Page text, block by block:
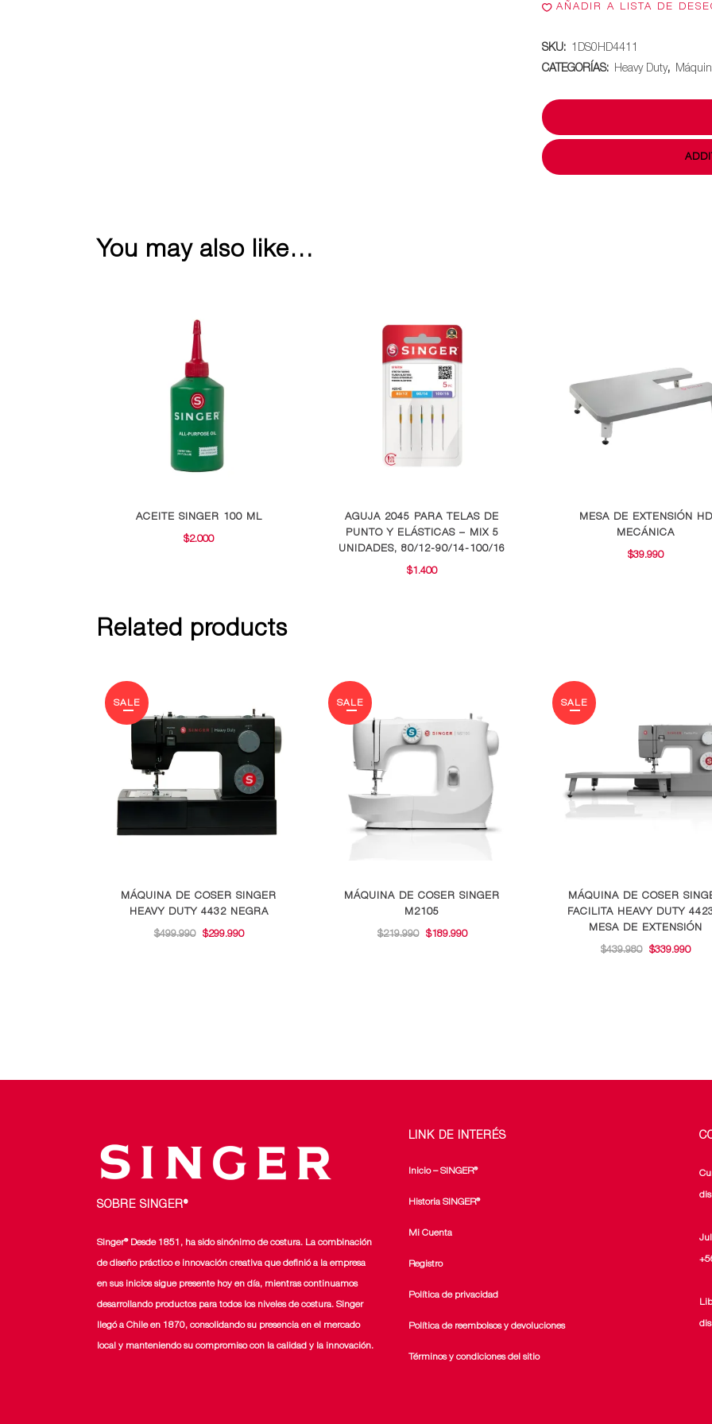
AÑADIR A LISTA DE
SKU:
1DS0HD4411
CATEGORÍAS:
Heavy Duty,
You may also like…
ACEITE SINGER 100 ML
$2.000
AGUJA 2045 PARA TELAS DE
PUNTO Y ELÁSTICAS – MIX 5
UNIDADES, 80/12-90/14-100/16
$1.400
MESA DE EXTENSIÓN HD
MECÁNICA
$39.990
Related products
SALE
MÁQUINA DE COSER SINGER
HEAVY DUTY 4432 NEGRA
$499.990 EL
$299.990EL
SALE
MÁQUINA DE COSER SINGER
M2105
$219.990 EL
$189.990EL
SALE
MÁQUINA DE COSER
FACILITA HEAVY DUTY
MESA DE EXTENSIÓN
$439.980 EL
$339.990EL
SOBRE SINGER®
Singer® Desde 1851, ha sido sinónimo de costura. La combinación
de diseño práctico e innovación creativa que definió a la empresa
en sus inicios sigue presente hoy en día, mientras continuamos
desarrollando productos para todos los niveles de costura. Singer
llegó a Chile en 1870, consolidando su presencia en el mercado
local y manteniendo su compromiso con la calidad y la innovación.
LINK DE INTERÉS
Inicio – SINGER®
Historia SINGER®
Mi Cuenta
Registro
Política de privacidad
Política de reembolsos y devoluciones
Términos y condiciones del sitio